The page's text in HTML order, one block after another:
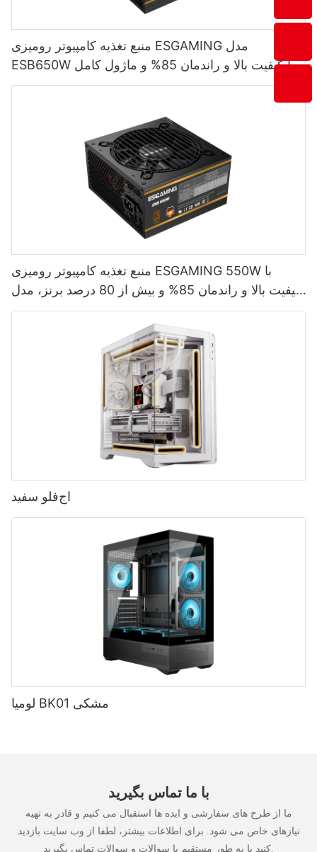
منبع تغذیه کامپیوتر رومیزی ESGAMING مدل
ESB650W با کیفیت بالا و راندمان 85% و ماژول کامل
80+ برنزی
منبع تغذیه کامپیوتر رومیزی ESGAMING 550W با
کیفیت بالا و راندمان 85% و بیش از 80 درصد برنز، مدل
ESB550W
اج‌فلو سفید
لومیا BK01 مشکی
با ما تماس بگیرید
ما از طرح های سفارشی و ایده ها استقبال می کنیم و قادر به تهیه
نیازهای خاص می شود. برای اطلاعات بیشتر، لطفا از وب سایت بازدید